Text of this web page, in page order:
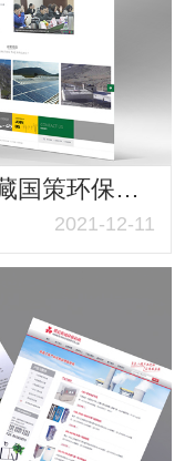
环保工程公司网站案例 西藏国策环保官网 响应式布局环保与科技并存
2021-12-11